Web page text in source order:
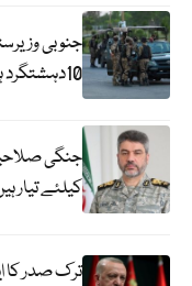
جنوبی
10دہشتگرد ہلاک
جنگی
کیلئے تیار
ترک صدر کا